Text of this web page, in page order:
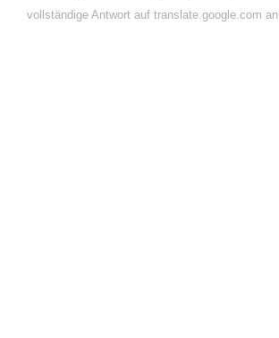
vollständige Antwort auf translate.google.com an